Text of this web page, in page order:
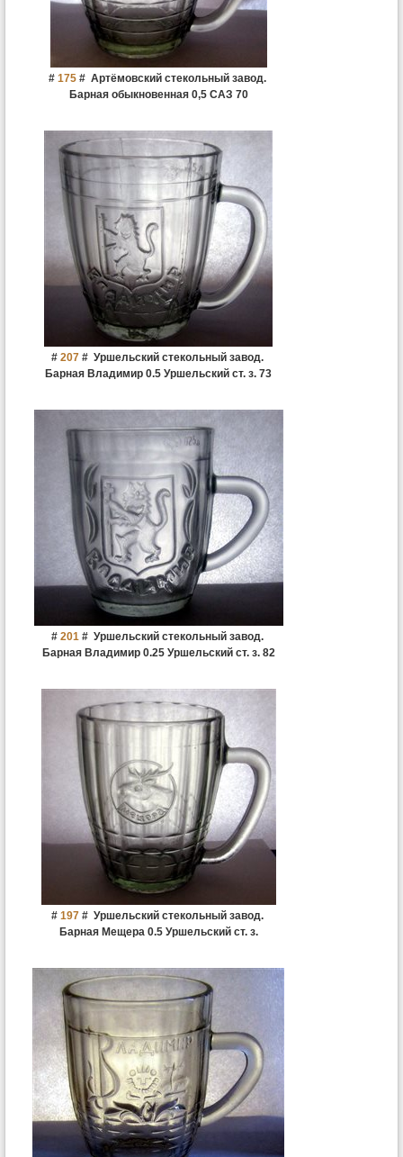
# 175# Артёмовский стекольный завод.
Барная обыкновенная 0,5 САЗ 70
# 207# Уршельский стекольный завод.
Барная Владимир 0.5 Уршельский ст. з. 73
# 201# Уршельский стекольный завод.
Барная Владимир 0.25 Уршельский ст. з. 82
# 197# Уршельский стекольный завод.
Барная Мещера 0.5 Уршельский ст. з.